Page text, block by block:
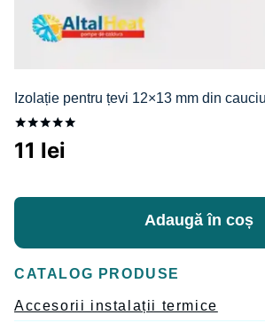
Izolație pentru țevi 12×13 mm din
Evaluat la
11 lei
Adaugă în coș
CATALOG PRODUSE
Accesorii instalații termice